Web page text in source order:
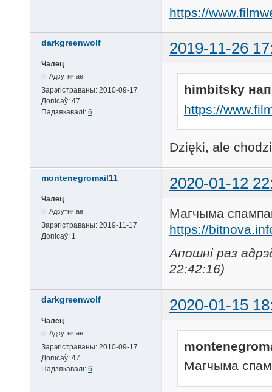
https://
darkgreenwolf 2019-11-26
Чалец
Адсутнічае
Зарэгістраваны: 2010-09-17
Допісаў: 47
Падзякавалі: 6
himbitsky
https://
Dzięki, ale
montenegromail11 2020-01-12
Чалец
Адсутнічае
Зарэгістраваны: 2019-11-17
Допісаў: 1
Магчыма
https://
Апошні раз
22:42:16)
darkgreenwolf 2020-01-15
Чалец
Адсутнічае
Зарэгістраваны: 2010-09-17
Допісаў: 47
Падзякавалі: 6
Магчыма